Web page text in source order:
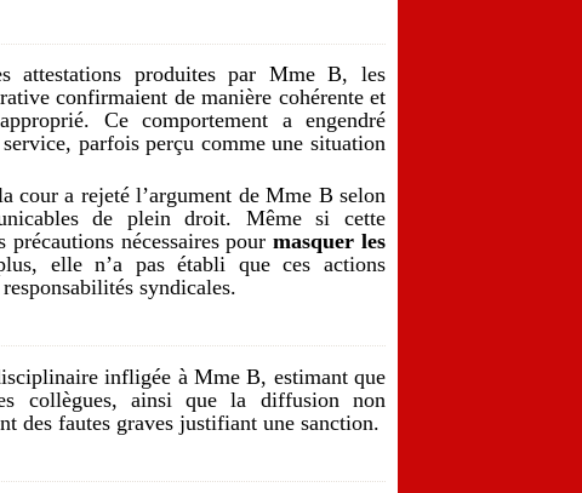
produites par Mme B, les
confirmaient de manière cohérente et
Ce comportement a engendré
parfois perçu comme une situation
cour a rejeté l’argument de Mme B selon
de plein droit. Même si cette
nécessaires pour masquer les
elle n’a pas établi que ces actions
syndicales.
infligée à Mme B, estimant que
collègues, ainsi que la diffusion non
des fautes graves justifiant une sanction.